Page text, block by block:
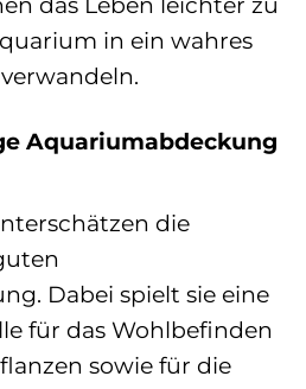
in ein wahres
Aquariumabdeckung
die
Dabei spielt sie eine
für das Wohlbefinden
sowie für die